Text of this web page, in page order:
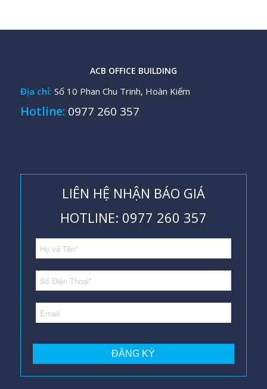
ACB OFFICE BUILDING
Địa chỉ: Số 10 Phan Chu Trinh, Hoàn Kiếm
Hotline:0977 260 357
LIÊN HỆ NHẬN BÁO GIÁ
HOTLINE: 0977 260 357